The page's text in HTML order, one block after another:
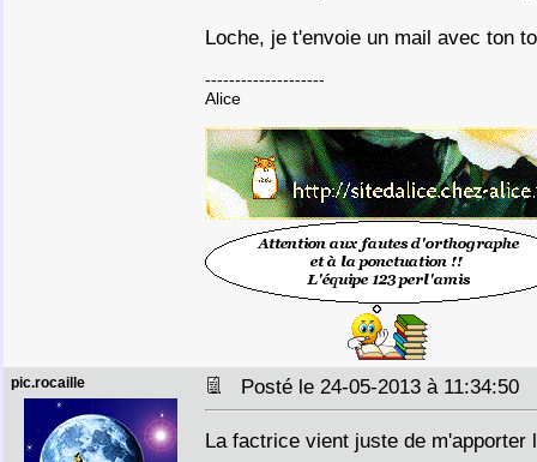
Loche, je t'envoie un mail avec ton
--------------------
Alice
pic.rocaille Posté le 24-05-2013 à 11:34:50
La factrice vient juste de